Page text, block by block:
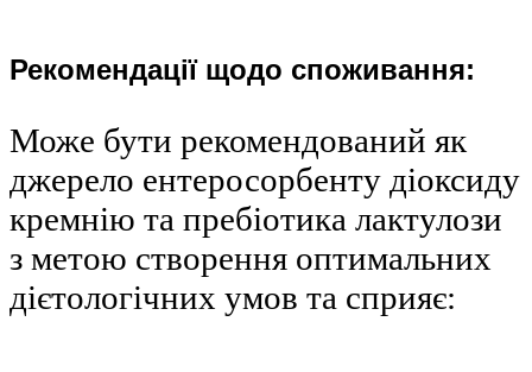
Рекомендації щодо споживання:
Може бути рекомендований як
джерело ентеросорбенту діоксиду
кремнію та пребіотика лактулози
з метою створення оптимальних
дієтологічних умов та сприяє: